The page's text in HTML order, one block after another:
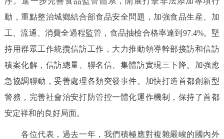
動，重點整治城鄉結合部食品安全問題，加強食品生産、加
工、流通、消費全過程監管，食品抽檢合格率達到97.4%。堅
持用群眾工作統攬信訪工作，大力推動領導幹部接訪和信訪
積案化解，信訪總量、聯名信、集體訪實現三下降。加強應
急協調聯動，妥善處理各類突發事件。加快打造首都創新型
警務，完善社會治安打防管控一體化運作機制，保持了首都
安定祥和的良好局面。
各位代表，過去一年，我們積極應對複雜嚴峻的國內外